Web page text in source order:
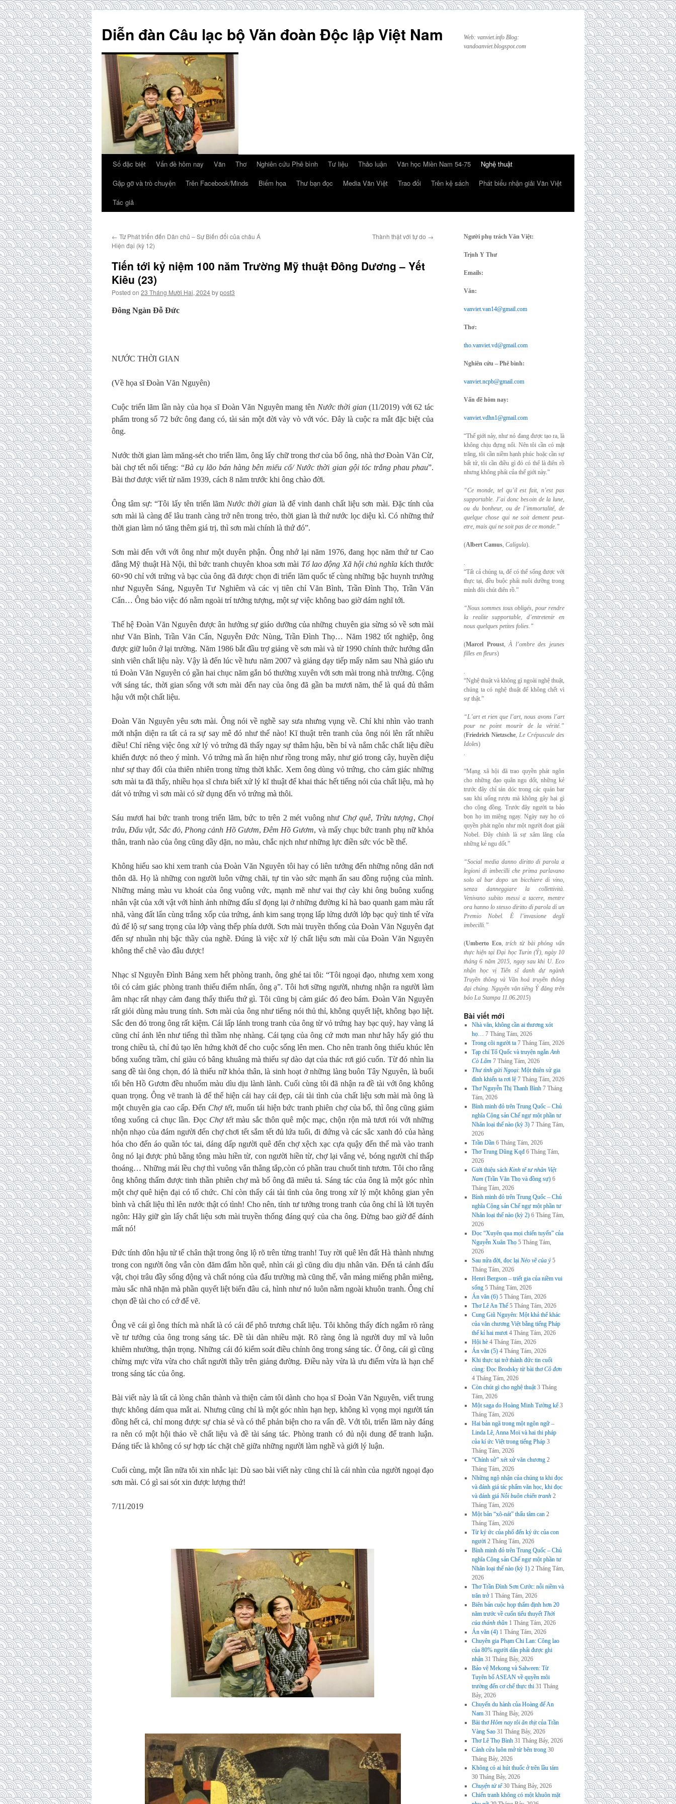
content
Diễn đàn Câu lạc bộ Văn đoàn Độc lập Việt Nam
Web: vanviet.info Blog:
vandoanviet.blogspot.com
Số đặc biệt Vấn đề hôm nay Văn Thơ Nghiên cứu Phê bình Tư liệu Thảo luận Văn học Miền Nam 54-75
Nghệ thuật
Gặp gỡ và trò chuyện
Trên Facebook/Minds Biếm họa Thư bạn đọc Media Văn Việt Trao đổi Trên kệ sách
Phát biểu nhận giải Văn Việt
Tác giả
← Từ Phát triển đến Dân chủ – Sự Biến đổi của châu Á
Hiện đại (kỳ 12)
Thành thật với tự do →
Tiến tới kỷ niệm 100 năm Trường Mỹ thuật Đông Dương – Yết
Kiêu (23)
Posted on 23 Tháng Mười Hai, 2024bypost3
Đông Ngàn Đỗ Đức
NƯỚC THỜI GIAN
(Về họa sĩ Đoàn Văn Nguyên)
Cuộc triển lãm lần này của họa sĩ Đoàn Văn Nguyên mang tên Nước thời gian(11/2019) với 62 tác
phẩm trong số 72 bức ông đang có, tài sản một đời vày vò với vóc. Đây là cuộc ra mắt đặc biệt của
ông.
Nước thời gian làm măng-sét cho triển lãm, ông lấy chữ trong thơ của bố ông, nhà thơ Đoàn Văn Cừ,
bài chợ tết nổi tiếng: “Bà cụ lão bán hàng bên miếu cổ/ Nước thời gian gội tóc trắng phau phau”.
Bài thơ được viết từ năm 1939, cách 8 năm trước khi ông chào đời.
Ông tâm sự: “Tôi lấy tên triển lãm Nước thời gian là để vinh danh chất liệu sơn mài. Đặc tính của
sơn mài là càng để lâu tranh càng trở nên trong trẻo, thời gian là thứ nước lọc diệu kì. Có những thứ
thời gian làm nó tăng thêm giá trị, thì sơn mài chính là thứ đó”.
Sơn mài đến với với ông như một duyên phận. Ông nhớ lại năm 1976, đang học năm thứ tư Cao
đẳng Mỹ thuật Hà Nội, thì bức tranh chuyên khoa sơn mài Tổ lao động Xã hội chủ nghĩa kích thước
60×90 chỉ với trứng và bạc của ông đã được chọn đi triển lãm quốc tế cùng những bậc huynh trưởng
như Nguyễn Sáng, Nguyễn Tư Nghiêm và các vị tiên chỉ Văn Bình, Trần Đình Thọ, Trần Văn
Cẩn… Ông bảo việc đó nằm ngoài trí tưởng tượng, một sự việc không bao giờ dám nghĩ tới.
Thế hệ Đoàn Văn Nguyên được ân hưởng sự giáo dưỡng của những chuyên gia sừng sỏ về sơn mài
như Văn Bình, Trần Văn Cẩn, Nguyễn Đức Nùng, Trần Đình Thọ… Năm 1982 tốt nghiệp, ông
được giữ luôn ở lại trường. Năm 1986 bắt đầu trợ giảng về sơn mài và từ 1990 chính thức hướng dẫn
sinh viên chất liệu này. Vậy là đến lúc về hưu năm 2007 và giảng dạy tiếp mấy năm sau Nhà giáo ưu
tú Đoàn Văn Nguyên có gần hai chục năm gắn bó thường xuyên với sơn mài trong nhà trường. Cộng
với sáng tác, thời gian sống với sơn mài đến nay của ông đã gần ba mươi năm, thế là quá đủ thâm
hậu với một chất liệu.
Đoàn Văn Nguyên yêu sơn mài. Ông nói về nghề say sưa nhưng vụng về. Chỉ khi nhìn vào tranh
mới nhận diện ra tất cả ra sự say mê đó như thế nào! Kĩ thuật trên tranh của ông nói lên rất nhiều
điều! Chỉ riêng việc ông xử lý vỏ trứng đã thấy ngay sự thâm hậu, bền bỉ và nắm chắc chất liệu điều
khiển được nó theo ý mình. Vỏ trứng mà ẩn hiện như rồng trong mây, như gió trong cây, huyền diệu
như sự thay đổi của thiên nhiên trong từng thời khắc. Xem ông dùng vỏ trứng, cho cảm giác những
sơn mài ta đã thấy, nhiều họa sĩ chưa biết xử lý kĩ thuật để khai thác hết tiếng nói của chất liệu, mà họ
dát vỏ trứng vì sơn mài có sử dụng đến vỏ trứng mà thôi.
Sáu mươi hai bức tranh trong triển lãm, bức to trên 2 mét vuông như Chợ quê, Trừu tượng, Chọi
trâu,Đấu vật, Sắc đỏ, Phong cảnh Hồ Gươm, Đêm Hồ Gươm, và mấy chục bức tranh phụ nữ khỏa
thân, tranh nào của ông cũng dầy dặn, no màu, chắc nịch như những lực điền sức vóc bề thế.
Không hiểu sao khi xem tranh của Đoàn Văn Nguyên tôi hay có liên tưởng đến những nông dân nơi
thôn dã. Họ là những con người luôn vững chãi, tự tin vào sức mạnh ẩn sau đồng ruộng của mình.
Những mảng màu vu khoát của ông vuông vức, mạnh mẽ như vai thợ cày khi ông buông xuống
nhân vật của xới vật với hình ảnh những đấu sĩ đọng lại ở những đường kỉ hà bao quanh gam màu rất
nhã, vàng đất lẩn cùng trắng xốp của trứng, ánh kim sang trọng lấp lửng dưới lớp bạc quỳ tinh tế vừa
đủ để lộ sự sang trọng của lớp vàng thếp phía dưới. Sơn mài truyền thống của Đoàn Văn Nguyên đạt
đến sự nhuần nhị bậc thầy của nghề. Đúng là việc xử lý chất liệu sơn mài của Đoàn Văn Nguyên
không thể chê vào đâu được!
Nhạc sĩ Nguyễn Đình Bảng xem hết phòng tranh, ông ghé tai tôi: “Tôi ngoại đạo, nhưng xem xong
tôi có cảm giác phòng tranh thiếu điểm nhấn, ông ạ”. Tôi hơi sững người, nhưng nhận ra người làm
âm nhạc rất nhạy cảm đang thấy thiếu thứ gì. Tôi cũng bị cảm giác đó đeo bám. Đoàn Văn Nguyên
rất giỏi dùng màu trung tính. Sơn mài của ông như tiếng nói thủ thỉ, không quyết liệt, không bạo liệt.
Sắc đen đỏ trong ông rất kiệm. Cái lấp lánh trong tranh của ông từ vỏ trứng hay bạc quỳ, hay vàng lá
cũng chỉ ánh lên như tiếng thì thầm nhẹ nhàng. Cái tạng của ông cứ mơn man như hây hẩy gió thu
trong chiều tà, chỉ đủ tạo lên hứng khởi để cho cuộc sống lên men. Cho nên tranh ông thiếu khúc lên
bổng xuống trầm, chỉ giàu có bâng khuâng mà thiếu sự dào dạt của thác rơi gió cuốn. Từ đó nhìn lia
sang đề tài ông chọn, đó là thiếu nữ khỏa thân, là sinh hoạt ở những làng buôn Tây Nguyên, là buổi
tối bên Hồ Gươm đều nhuốm màu dìu dịu lành lành. Cuối cùng tôi đã nhận ra đề tài với ông không
quan trọng. Ông vẽ tranh là để thể hiện cái hay cái đẹp, cái tài tình của chất liệu sơn mài mà ông là
một chuyên gia cao cấp. Đến Chợ tết, muốn tái hiện bức tranh phiên chợ của bố, thì ông cũng giảm
tông xuống cả chục lần. Đọc Chợ tếtmàu sắc thôn quê mộc mạc, chộn rộn mà tươi rói với những
nhộn nhạo của đám người đến chợ chơi tết sắm tết đủ lứa tuổi, đi đứng và các sắc xanh đỏ của hàng
hóa cho đến áo quần tóc tai, dáng dấp người quê đến chợ xệch xạc cựa quậy đến thế mà vào tranh
ông nó lại được phủ bằng tông màu hiền từ, con người hiền từ, chợ lại vắng vẻ, bóng người chỉ thấp
thoáng… Những mái lều chợ thì vuông vắn thẳng tắp,còn có phần trau chuốt tinh tươm. Tôi cho rằng
ông không thấm được tinh thần phiên chợ mà bố ông đã miêu tả. Sáng tác của ông là một góc nhìn
một chợ quê hiện đại có tổ chức. Chỉ còn thấy cái tài tình của ông trong xử lý một không gian yên
bình và chất liệu thì lên nước thật có tình! Cho nên, tính tư tưởng trong tranh của ông chỉ là lời tuyên
ngôn: Hãy giữ gìn lấy chất liệu sơn mài truyền thống đáng quý của cha ông. Đừng bao giờ để đánh
mất nó!
Đức tính đôn hậu tử tế chân thật trong ông lộ rõ trên từng tranh! Tuy rời quê lên đất Hà thành nhưng
trong con người ông vẫn còn đăm đắm hồn quê, nhìn cái gì cũng dìu dịu nhân văn. Đến tả cảnh đấu
vật, chọi trâu đầy sống động và chất nóng của đấu trường mà cũng thế, vẫn mảng miếng phân miêng,
màu sắc nhã nhặn mà phần quyết liệt biến đâu cả, hình như nó luôn nằm ngoài khuôn tranh. Ông chỉ
chọn đề tài cho có cớ để vẽ.
Ông vẽ cái gì ông thích mà nhất là có cái để phô trương chất liệu. Tôi không thấy đích ngắm rõ ràng
về tư tưởng của ông trong sáng tác. Đề tài dàn nhiều mặt. Rõ ràng ông là người duy mĩ và luôn
khiêm nhường, thận trọng. Những cái đó kiểm soát điều chỉnh ông trong sáng tác. Ở ông, cái gì cũng
chừng mực vừa vừa cho chất người thầy trên giảng đường. Điều này vừa là ưu điểm vừa là hạn chế
trong sáng tác của ông.
Bài viết này là tất cả lòng chân thành và thiện cảm tôi dành cho họa sĩ Đoàn Văn Nguyên, viết trung
thực không dám qua mắt ai. Nhưng cũng chỉ là một góc nhìn hạn hẹp, không kì vọng mọi người tán
đồng hết cả, chỉ mong được sự chia sẻ và có thể phản biện cho ra vấn đề. Với tôi, triển lãm này đáng
ra nên có một hội thảo về chất liệu và đề tài sáng tác. Phòng tranh có đủ nội dung để tranh luận.
Đáng tiếc là không có sự hợp tác chặt chẽ giữa những người làm nghề và giới lý luận.
Cuối cùng, một lần nữa tôi xin nhắc lại: Dù sao bài viết này cũng chỉ là cái nhìn của người ngoại đạo
sơn mài. Có gì sai sót xin được lượng thứ!
7/11/2019
Người phụ trách Văn Việt:
Trịnh Y Thư
Emails:
Văn:
vanviet.van14@gmail.com
Thơ:
tho.vanviet.vd@gmail.com
Nghiên cứu – Phê bình:
vanviet.ncpb@gmail.com
Vấn đề hôm nay:
vanviet.vdhn1@gmail.com
“Thế giới này, như nó đang được tạo ra, là
không chịu đựng nổi. Nên tôi cần có mặt
trăng, tôi cần niềm hạnh phúc hoặc cần sự
bất tử, tôi cần điều gì đó có thể là điên rồ
nhưng không phải của thế giới này.”
“Ce monde, tel qu’il est fait, n’est pas
supportable. J’ai donc besoin de la lune,
ou du bonheur, ou de l’immortalité, de
quelque chose qui ne soit dement peut-
etre, mais qui ne soit pas de ce monde.”
(Albert Camus, Caligula).
.
“Tất cả chúng ta, để có thể sống được với
thực tại, đều buộc phải nuôi dưỡng trong
mình đôi chút điên rồ.”
“Nous sommes tous obligés, pour rendre
la realite supportable, d’entretenir en
nous quelques petites folies.”
(Marcel Proust,À l’ombre des jeunes
filles en fleurs)
.
“Nghệ thuật và không gì ngoài nghệ thuật,
chúng ta có nghệ thuật để không chết vì
sự thật.”
“L’art et rien que l’art, nous avons l’art
pour ne point mourir de la vérité.”
(Friedrich Nietzsche, Le Crépuscule des
Idoles)
.
“Mạng xã hội đã trao quyền phát ngôn
cho những đạo quân ngu dốt, những kẻ
trước đây chỉ tán dóc trong các quán bar
sau khi uống rượu mà không gây hại gì
cho cộng đồng. Trước đây người ta bảo
bọn họ im miệng ngay. Ngày nay họ có
quyền phát ngôn như một người đoạt giải
Nobel. Đây chính là sự xâm lăng của
những kẻ ngu dốt.”
“Social media danno diritto di parola a
legioni di imbecilli che prima parlavano
solo albar dopo un bicchiere di vino,
senza danneggiare la collettività.
Venivano subito messi a tacere, mentre
ora hanno lo stesso diritto di parola di un
Premio Nobel. È l’invasione degli
imbecilli.”
(Umberto Eco,trích từ bài phỏng vấn
thực hiện tại Đại học Turin (Ý), ngày 10
tháng 6 năm 2015, ngay sau khi U. Eco
nhận học vị Tiến sĩ danh dự ngành
Truyền thông và Văn hoá truyền thông
đại chúng. Nguyên văn tiếng Ý đăng trên
báo La Stampa 11.06.2015)
Bài viết mới
Nhà văn, không cần ai thương xót
họ… 7 Tháng Tám, 2026
Trong cõi người ta 7 Tháng Tám, 2026
Tạp chí Tổ Quốc và truyện ngắnAnh
Cò Lấm 7 Tháng Tám, 2026
Thư tình gửi Ngoại: Một thiên sử gia
đình khiến ta rơi lệ 7 Tháng Tám, 2026
Thơ Nguyễn Thị Thanh Bình 7 Tháng
Tám, 2026
Bình minh đỏ trên Trung Quốc – Chủ
nghĩa Cộng sản Chế ngự một phần tư
Nhân loại thế nào (kỳ 3) 7 Tháng Tám,
2026
Trần Dần 6 Tháng Tám, 2026
Thơ Trung Dũng Kqđ 6 Tháng Tám,
2026
Giới thiệu sách Kinh tế tư nhân Việt
Nam (Trần Văn Thọ và đồng sự) 6
Tháng Tám, 2026
Bình minh đỏ trên Trung Quốc – Chủ
nghĩa Cộng sản Chế ngự một phần tư
Nhân loại thế nào (kỳ 2) 6 Tháng Tám,
2026
Đọc “Xuyên qua mọi chiến tuyến” của
Nguyễn Xuân Thọ 5 Tháng Tám,
2026
Sau nửa đời, đọc lại Nẻo về của ý 5
Tháng Tám, 2026
Henri Bergson – triết gia của niềm vui
sống 5 Tháng Tám, 2026
Án văn (6) 5 Tháng Tám, 2026
Thơ Lê An Thế 5 Tháng Tám, 2026
Cung Giũ Nguyên: Một khả thể khác
của văn chương Việt bằng tiếng Pháp
thế kỉ hai mươi 4 Tháng Tám, 2026
Hội hè 4 Tháng Tám, 2026
Án văn (5) 4 Tháng Tám, 2026
Khi thực tại trở thành đức tin cuối
cùng: Đọc Brodsky từ bài thơCô đơn
4 Tháng Tám, 2026
Còn chút gì cho nghệ thuật 3 Tháng
Tám, 2026
Một saga do Hoàng Minh Tường kể 3
Tháng Tám, 2026
Hai bản ngã trong một ngôn ngữ –
Linda Lê, Anna Moï và hai thi pháp
của kí ức Việt trong tiếng Pháp 3
Tháng Tám, 2026
“Chính sử” xét xử văn chương 2
Tháng Tám, 2026
Những ngộ nhận của chúng ta khi đọc
và đánh giá tác phẩm văn học, khi đọc
và đánh giá Nỗi buồn chiến tranh 2
Tháng Tám, 2026
Một bản “xô-nát” thấu tâm can 2
Tháng Tám, 2026
Từ ký ức của phố đến ký ức của con
người 2 Tháng Tám, 2026
Bình minh đỏ trên Trung Quốc – Chủ
nghĩa Cộng sản Chế ngự một phần tư
Nhân loại thế nào (kỳ 1) 2 Tháng Tám,
2026
Thơ Trần Đình Sơn Cước: nỗi niềm và
trăn trở 1 Tháng Tám, 2026
Biên bản cuộc họp thẩm định hơn 20
năm trước về cuốn tiểu thuyếtThời
của thánh thần 1 Tháng Tám, 2026
Án văn (4) 1 Tháng Tám, 2026
Chuyên gia Phạm Chi Lan: Công lao
của 80% người dân phải được ghi
nhận 31 Tháng Bảy, 2026
Bảo vệ Mekong và Salween: Từ
Tuyên bố ASEAN về quyền môi
trường đến cơ chế thực thi 31 Tháng
Bảy, 2026
Chuyến du hành của Hoàng đế An
Nam 31 Tháng Bảy, 2026
Bài thơHôm nay tôi ăn thịtcủa Trần
Vàng Sao 31 Tháng Bảy, 2026
Thơ Lê Thọ Bình 31 Tháng Bảy, 2026
Cánh cửa luôn mở từ bên trong 30
Tháng Bảy, 2026
Không có ai hút thuốc ở trên lầu tám
30 Tháng Bảy, 2026
Chuyện tử tế 30 Tháng Bảy, 2026
Chiến tranh không có một khuôn mặt